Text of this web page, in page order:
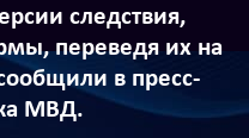
следствия,
переведя их на
в пресс-
МВД.